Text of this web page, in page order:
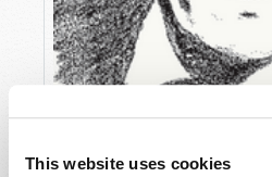
This website uses cookies